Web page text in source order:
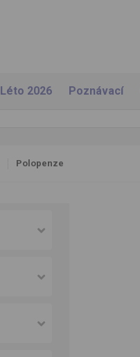
Léto 2026 Poznávací
Polopenze